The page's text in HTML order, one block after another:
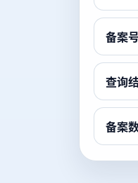
备案
查询
备案